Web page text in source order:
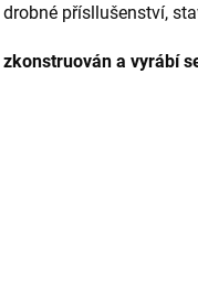
přísllušenství,
a vyrábí